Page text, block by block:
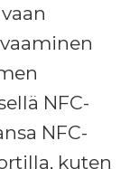
NFC-
NFC-
kuten